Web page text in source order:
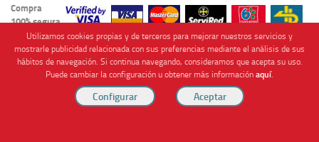
Compra
100% segura
Cofinanciado por
Utilizamos cookies propias y de terceros para mejorar nuestros servicios y
mostrarle publicidad relacionada con sus preferencias mediante el análisis de sus
hábitos de navegación. Si continua navegando, consideramos que acepta su uso.
Puede cambiar la configuración u obtener más informaciónaquí.